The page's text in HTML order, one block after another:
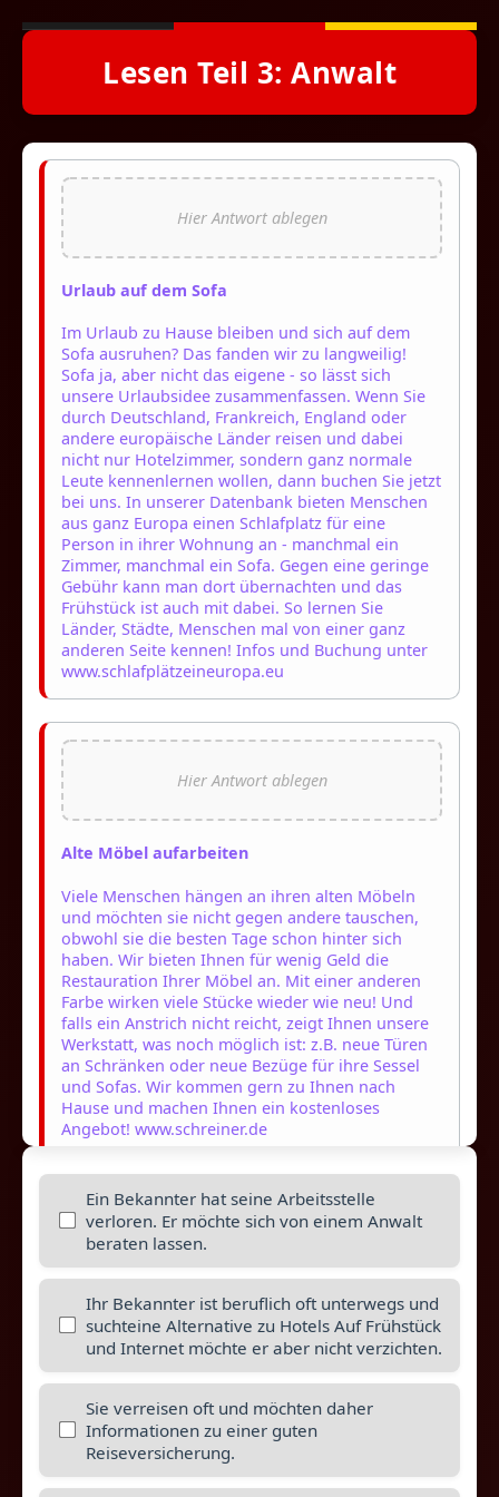
Lesen Teil 3: Anwalt
Urlaub auf dem Sofa
Im Urlaub zu Hause bleiben und sich auf dem
Sofa ausruhen? Das fanden wir zu langweilig!
Sofa ja, aber nicht das eigene - so lässt sich
unsere Urlaubsidee zusammenfassen. Wenn Sie
durch Deutschland, Frankreich, England oder
andere europäische Länder reisen und dabei
nicht nur Hotelzimmer, sondern ganz normale
Leute kennenlernen wollen, dann buchen Sie jetzt
bei uns. In unserer Datenbank bieten Menschen
aus ganz Europa einen Schlafplatz für eine
Person in ihrer Wohnung an - manchmal ein
Zimmer, manchmal ein Sofa. Gegen eine geringe
Gebühr kann man dort übernachten und das
Frühstück ist auch mit dabei. So lernen Sie
Länder, Städte, Menschen mal von einer ganz
anderen Seite kennen! Infos und Buchung unter
www.schlafplätzeineuropa.eu
Alte Möbel aufarbeiten
Viele Menschen hängen an ihren alten Möbeln
und möchten sie nicht gegen andere tauschen,
obwohl sie die besten Tage schon hinter sich
haben. Wir bieten Ihnen für wenig Geld die
Restauration Ihrer Möbel an. Mit einer anderen
Farbe wirken viele Stücke wieder wie neu! Und
falls ein Anstrich nicht reicht, zeigt Ihnen unsere
Werkstatt, was noch möglich ist: z.B. neue Türen
an Schränken oder neue Bezüge für ihre Sessel
und Sofas. Wir kommen gern zu Ihnen nach
Hause und machen Ihnen ein kostenloses
Angebot! www.schreiner.de
Kunstmarkt
In unseren Ausstellungsräumen am Plantanenhof
bieten wir an jedem ersten Samstag im Monat
Möglichkeit, sich und einige ihrer Werke
vorzustellen. Wenn Sie an einer Ausstellung
interessiert sind, melden Sie sich bitte spätestens
sechs Wochen vor dem gewünschten Termin bei
Ein Bekannter hat seine Arbeitsstelle
verloren. Er möchte sich von einem Anwalt
beraten lassen.
Ihr Bekannter ist beruflich oft unterwegs und
suchteine Alternative zu Hotels Auf Frühstück
und Internet möchte er aber nicht verzichten.
Sie verreisen oft und möchten daher
Informationen zu einer guten
Reiseversicherung.